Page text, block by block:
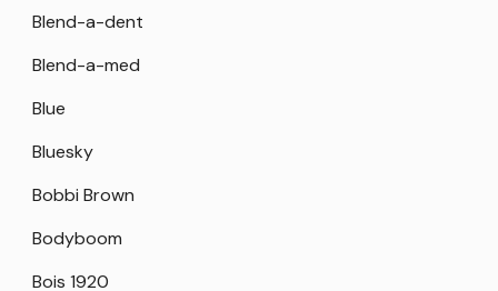
Blend-a-dent
Blend-a-med
Blue
Bluesky
Bobbi Brown
Bodyboom
Bois 1920